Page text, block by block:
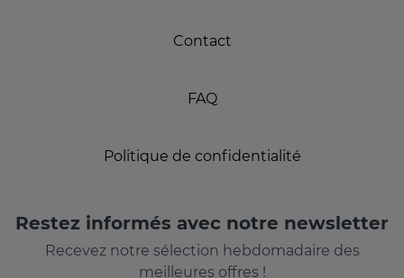
Contact
FAQ
Politique de confidentialité
Restez informés avec notre newsletter
Recevez notre sélection hebdomadaire des
meilleures offres !